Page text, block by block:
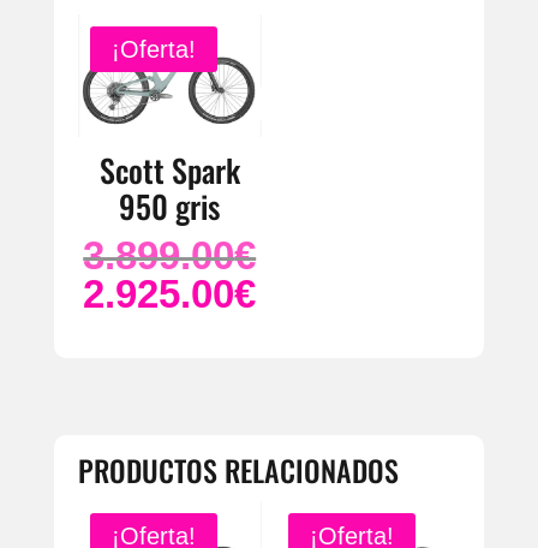
¡Oferta!
Scott Spark
950 gris
3.899.00€El
precio
2.925.00€El
PRODUCTOS RELACIONADOS
¡Oferta! ¡Oferta!